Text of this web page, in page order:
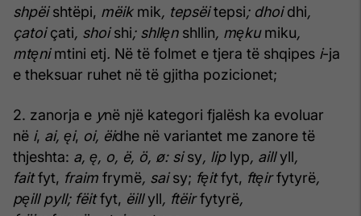
shpëishtëpi, mëik mik, tepsëitepsi; dhoidhi,
çatoiçati, shoishi; shllęn shllin, męku miku,
mtęnimtini etj. Në të folmet e tjera të shqipes i-ja
e theksuar ruhet në të gjitha pozicionet;
2. zanorja e ynë një kategori fjalësh ka evoluar
në i, ai, ęi, oi, ëidhe në variantet me zanore të
thjeshta: a, ę, o, ë, ö, ø: si sy, lip lyp, aillyll,
faitfyt, fraim frymë, saisy; fęit fyt, ftęir fytyrë,
pęill pyll; fëit fyt, ëillyll, ftëirfytyrë,